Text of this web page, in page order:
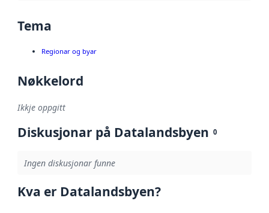
Tema
Regionar og byar
Nøkkelord
Ikkje oppgitt
Diskusjonar på Datalandsbyen 0
Ingen diskusjonar funne
Kva er Datalandsbyen?